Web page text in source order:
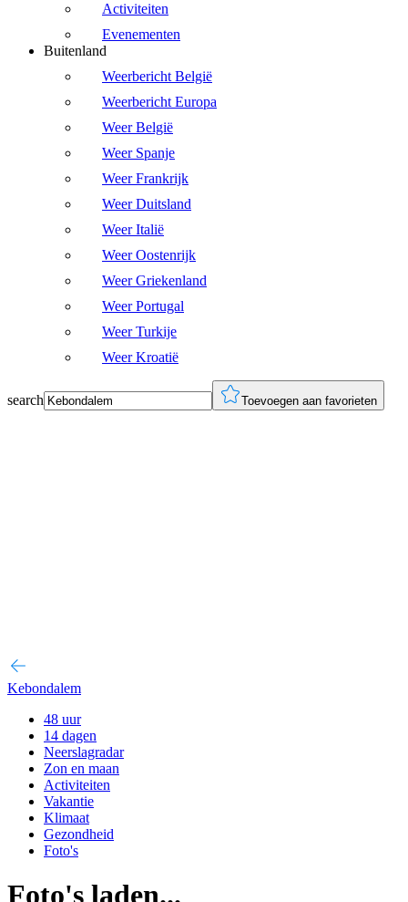
Activiteiten
Evenementen
Buitenland
Weerbericht België
Weerbericht Europa
Weer België
Weer Spanje
Weer Frankrijk
Weer Duitsland
Weer Italië
Weer Oostenrijk
Weer Griekenland
Weer Portugal
Weer Turkije
Weer Kroatië
search Toevoegen aan favorieten
Kebondalem
48 uur
14 dagen
Neerslagradar
Zon en maan
Activiteiten
Vakantie
Klimaat
Gezondheid
Foto's
Foto's laden...